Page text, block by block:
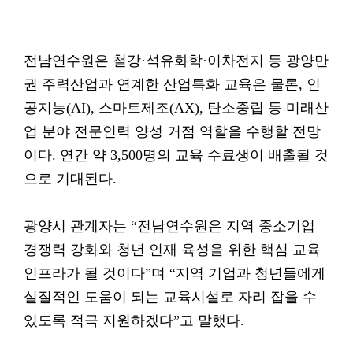
전남연수원은 철강·석유화학·이차전지 등 광양만
권 주력산업과 연계한 산업특화 교육은 물론, 인
공지능(AI), 스마트제조(AX), 탄소중립 등 미래산
업 분야 전문인력 양성 거점 역할을 수행할 전망
이다. 연간 약 3,500명의 교육 수료생이 배출될 것
으로 기대된다.
광양시 관계자는 “전남연수원은 지역 중소기업
경쟁력 강화와 청년 인재 육성을 위한 핵심 교육
인프라가 될 것이다”며 “지역 기업과 청년들에게
실질적인 도움이 되는 교육시설로 자리 잡을 수
있도록 적극 지원하겠다”고 말했다.